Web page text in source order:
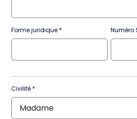
Forme juridique Numéro
Civilité